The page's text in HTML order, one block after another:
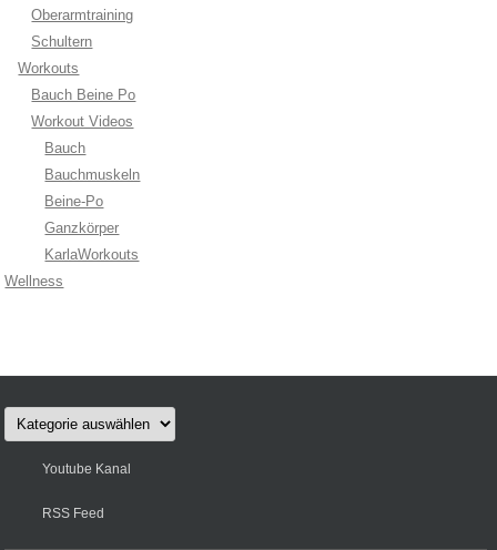
Oberarmtraining
Schultern
Workouts
Bauch Beine Po
Workout Videos
Bauch
Bauchmuskeln
Beine-Po
Ganzkörper
KarlaWorkouts
Wellness
Kategorien
Youtube Kanal
RSS Feed